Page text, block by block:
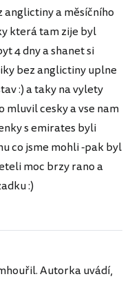
a měsíčního
která tam zije byl
4 dny a shanet si
bez anglictiny uplne
:) a taky na vylety
mluvil cesky a vse nam
s emirates byli
co jsme mohli -pak byl
moc brzy rano a
:)
Autorka uvádí,